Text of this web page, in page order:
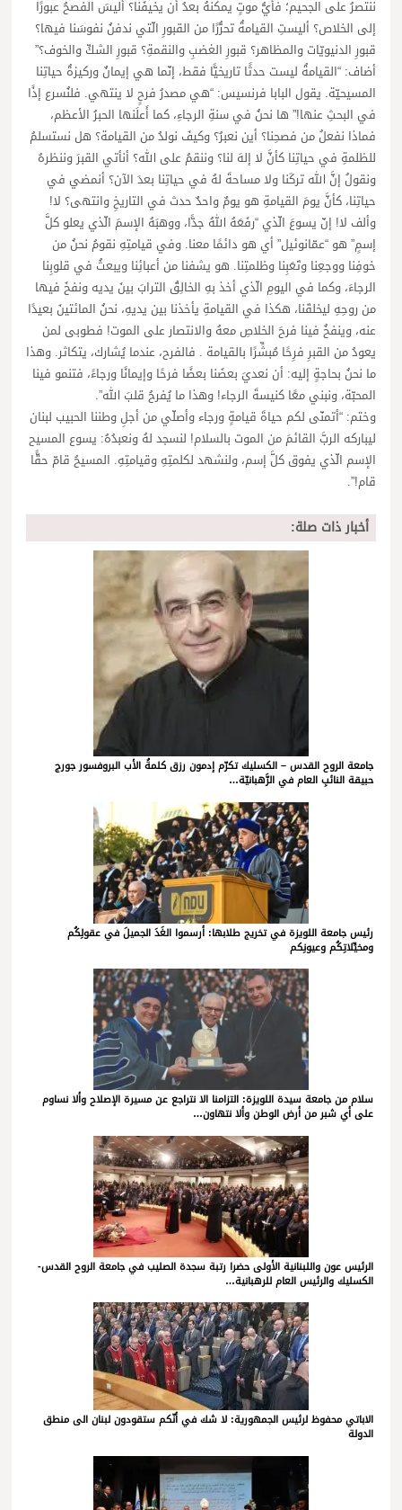
ننتصرُ على الجحيم؛ فأيُّ موتٍ يمكنهُ بعدُ أن يخيفَنا؟ أليسَ الفصحُ عبورًا
إلى الخلاص؟ أليستِ القيامةُ تحرُّرًا من القبورِ الّتي ندفنُ نفوسَنا فيها؟
قبورِ الدنيويّات والمظاهر؟ قبورِ الغضبِ والنقمةِ؟ قبورِ الشكِّ والخوف؟”
أضاف: “القيامةُ ليست حدثًا تاريخيًّا فقط، إنّما هي إيمانٌ وركيزةُ حياتِنا
المسيحيّة. يقول البابا فرنسيس: “هي مصدرُ فرحٍ لا ينتهي. فلنُسرع إذًا
في البحثِ عنها!” ها نحنُ في سنةِ الرجاءِ، كما أَعلَنها الحبرُ الأعظم،
فماذا نفعلُ من فصحِنا؟ أين نعبرُ؟ وكيفَ نولدُ من القيامة؟ هل نستسلمُ
للظلمةِ في حياتِنا كأنَّ لا إلهَ لنا؟ وننقمُ على الله؟ أنأتي القبرَ وننظرهُ
ونقولُ إنَّ الله تركَنا ولا مساحةَ لهُ في حياتِنا بعدَ الآن؟ أنمضي في
حياتِنا، كأنَّ يومَ القيامةِ هو يومٌ واحدٌ حدث في التاريخِ وانتهى؟ لا!
وألف لا! إنّ يسوعَ الّذي “رفَعَهُ اللهُ جدًّا، ووهبَهُ الإسمَ الّذي يعلو كلَّ
إسمٍ” هو “عمّانوئيل” أي هو دائمًا معنا. وفي قيامتِهِ نقومُ نحنُ من
خوفِنا ووجعِنا وتَعَبِنا وظلمتِنا. هو يشفنا من أعبائِنا ويبعثُ في قلوبِنا
الرجاءَ، وكما في اليومِ الّذي أخذ بهِ الخالِقُ الترابَ بينَ يديه ونفخَ فيها
من روحِهِ ليخلقَنا، هكذا في القيامةِ يأخذنا بين يديهِ، نحنُ المائتينَ بعيدًا
عنه، وينفخُ فينا فرحَ الخلاصِ معهُ والانتصار على الموت! فطوبى لمن
يعودُ من القبرِ فرِحًا مُبشِّرًا بالقيامة . فالفرح، عندما يُشارك، يتكاثر. وهذا
ما نحنُ بحاجةٍ إليه: أن نعديَ بعضَنا بعضًا فرحًا وإيمانًا ورجاءً، فتنمو فينا
المحبّة، ونبني معًا كنيسةَ الرجاء! وهذا ما يُفرحُ قلبَ الله”.
وختم: “أتمنّى لكم حياةَ قيامةٍ ورجاء وأصلّي من أجلِ وطننا الحبيب لبنان
ليباركه الربَّ القائمَ من الموت بالسلام! لنسجد لهُ ونعبدُهُ: يسوع المسيح
الإسم الّذي يفوق كلَّ إسم، ولنشهد لكلمتِهِ وقيامتِهِ. المسيحُ قامّ حقًّا
قام!”.
أخبار ذات صلة:
جامعة الروح القدس – الكسليك تكرّم إدمون رزق كلمةُ الأب البروفسور جورج
حبيقة النائبِ العام في الرَّهبانيّة…
رئيس جامعة اللويزة في تخريج طلابها: أرسموا الغَدَ الجميلَ في عقولِكُم
ومخيِّلاتِكُم وعيونِكم
سلام من جامعة سيدة اللويزة: التزامنا الا نتراجع عن مسيرة الإصلاح وألا نساوم
على أي شبر من أرض الوطن وألا نتهاون…
الرئيس عون واللبنانية الأولى حضرا رتبة سجدة الصليب في جامعة الروح القدس-
الكسليك والرئيس العام للرهبانية…
الاباتي محفوظ لرئيس الجمهورية: لا شك في أنّكم ستقودون لبنان الى منطق
الدولة